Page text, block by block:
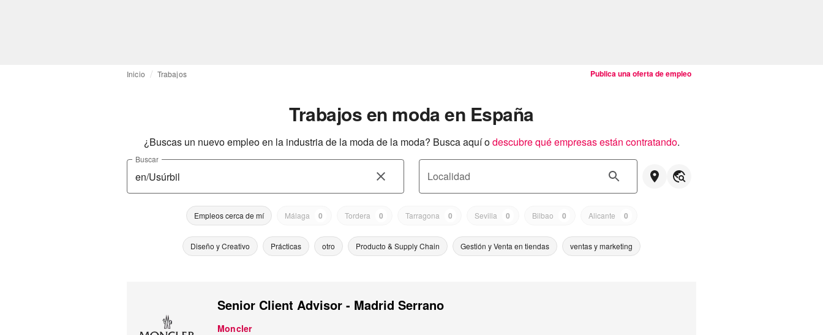
Inicio Trabajos Publica una oferta de empleo
Trabajos en moda en España
¿Buscas un nuevo empleo en la industria de la moda de la moda? Busca aquí odescubre qué empresas están contratando.
Buscar
Localidad
Empleos cerca de mí Málaga 0 Tordera 0 Tarragona 0 Sevilla 0 Bilbao 0 Alicante 0
Diseño y Creativo Prácticas otro Producto & Supply Chain Gestión y Venta en tiendas ventas y marketing
Senior Client Advisor - Madrid Serrano
Moncler